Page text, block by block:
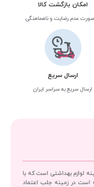
امکان بازگشت کالا
عدم رضایت و ناهماهنگی
ارسال سریع
ارسال سریع به سراسر ایران
لوازم بهداشتی است که با
است در زمینه جلب اعتماد